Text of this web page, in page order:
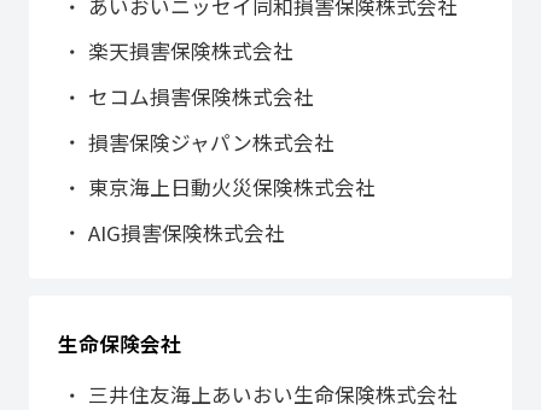
あいおいニッセイ同和損害保険株式会社
楽天損害保険株式会社
セコム損害保険株式会社
損害保険ジャパン株式会社
東京海上日動火災保険株式会社
AIG損害保険株式会社
生命保険会社
三井住友海上あいおい生命保険株式会社